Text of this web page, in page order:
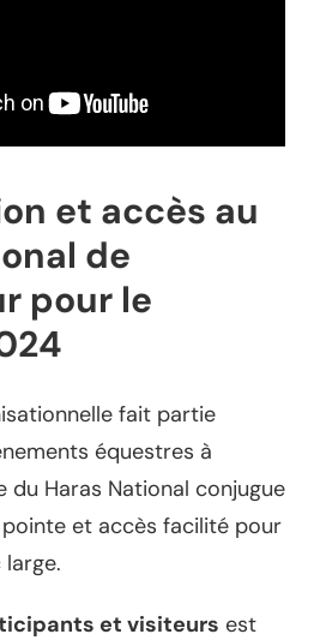
et accès au
de
pour le
fait partie
équestres à
du Haras National conjugue
et accès facilité pour
et visiteurs est